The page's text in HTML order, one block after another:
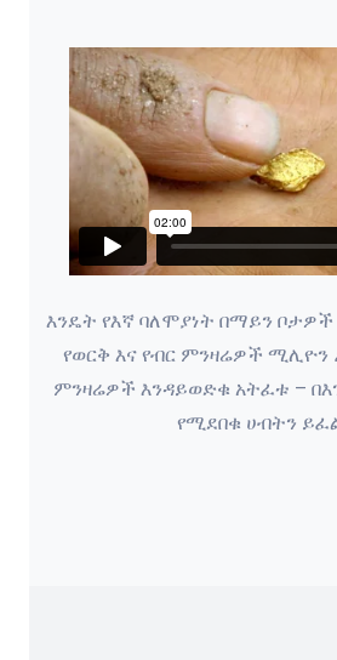
እንዴት የእኛ ባለሞያነት በማይን
የወርቅ እና የብር ምንዛሬዎች ሚሊዮን
ምንዛሬዎች እንዳይወድቁ አትፈቱ –
የሚደበቁ ሀብትን